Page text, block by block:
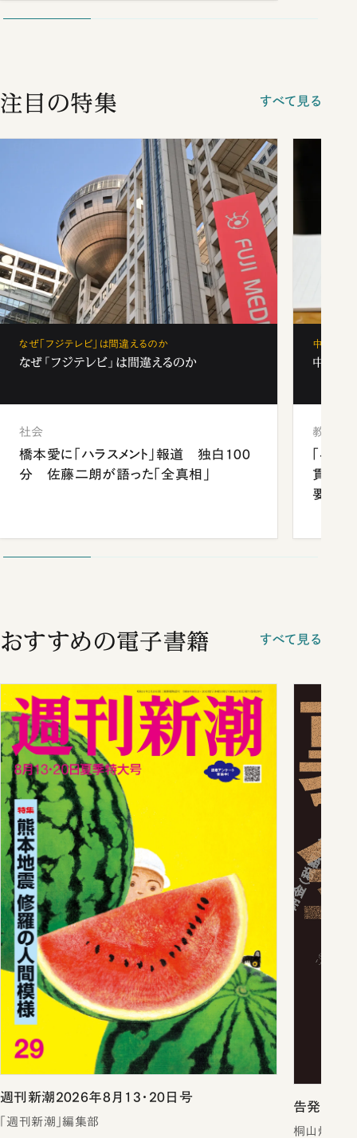
注目の特集 すべて見る
なぜ「フジテレビ」は間違えるのか
なぜ「フジテレビ」は間違えるのか
社会
橋本愛に「ハラスメント」報道 独白100
分 佐藤二朗が語った「全真相」
中学受験
中学受
教育
「早
貫校へ
要だっ
おすすめの電子書籍 すべて見る
週刊新潮2026年8月13・20日号
「週刊新潮」編集部
告発 裏
桐山煌／著